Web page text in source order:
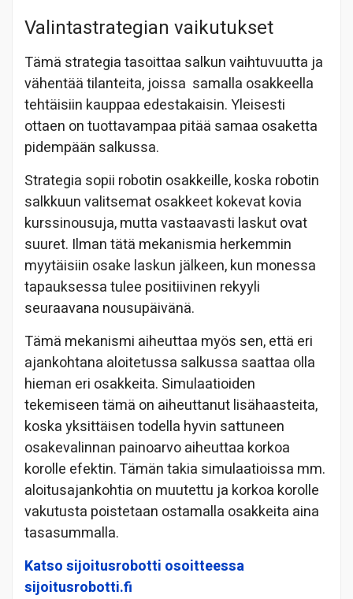
Valintastrategian vaikutukset
Tämä strategia tasoittaa salkun vaihtuvuutta ja
vähentää tilanteita, joissa samalla osakkeella
tehtäisiin kauppaa edestakaisin. Yleisesti
ottaen on tuottavampaa pitää samaa osaketta
pidempään salkussa.
Strategia sopii robotin osakkeille, koska robotin
salkkuun valitsemat osakkeet kokevat kovia
kurssinousuja, mutta vastaavasti laskut ovat
suuret. Ilman tätä mekanismia herkemmin
myytäisiin osake laskun jälkeen, kun monessa
tapauksessa tulee positiivinen rekyyli
seuraavana nousupäivänä.
Tämä mekanismi aiheuttaa myös sen, että eri
ajankohtana aloitetussa salkussa saattaa olla
hieman eri osakkeita. Simulaatioiden
tekemiseen tämä on aiheuttanut lisähaasteita,
koska yksittäisen todella hyvin sattuneen
osakevalinnan painoarvo aiheuttaa korkoa
korolle efektin. Tämän takia simulaatioissa mm.
aloitusajankohtia on muutettu ja korkoa korolle
vakutusta poistetaan ostamalla osakkeita aina
tasasummalla.
Katso sijoitusrobotti osoitteessa
sijoitusrobotti.fi